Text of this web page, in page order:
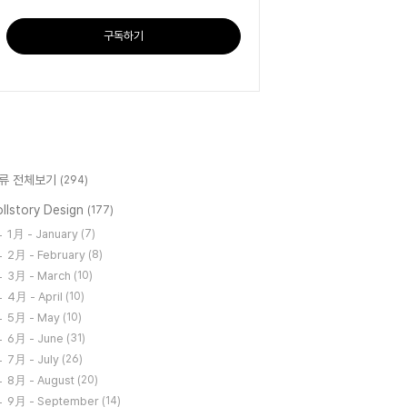
구독하기
전체보기 (294)
Design (177)
1月 - January (7)
2月 - February (8)
3月 - March (10)
4月 - April (10)
5月 - May (10)
6月 - June (31)
7月 - July (26)
8月 - August (20)
9月 - September (14)